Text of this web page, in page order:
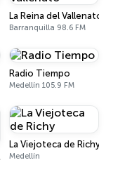
La Reina del Vallenato
Barranquilla 98.6 FM
Radio Tiempo
Medellín 105.9 FM
La Viejoteca de Richy
Medellín